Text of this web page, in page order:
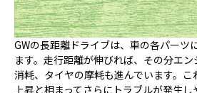
GWの長距離ドライブは、車の各パーツ
ます。走行距離が伸びれば、その分エ
消耗、タイヤの摩耗も進んでいます。
上昇と相まってさらにトラブルが発生し